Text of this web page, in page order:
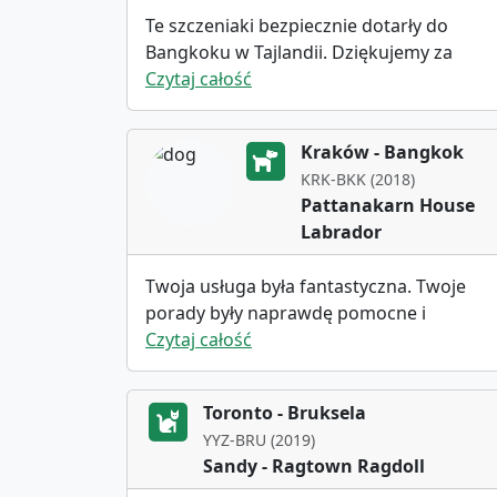
DZIĘKUJĘ Marcin!!!!
Te szczeniaki bezpiecznie dotarły do ​​
Bangkoku w Tajlandii. Dziękujemy za
dobrą opiekę nad nimi.
Czytaj całość
Kraków - Bangkok
KRK-BKK (2018)
Pattanakarn House
Labrador
Twoja usługa była fantastyczna. Twoje
porady były naprawdę pomocne i
pomogły mi dowiedzieć się więcej o tym
procesie. Sposób, w jaki zaopiekowałeś
psem, był również naprawdę miły.
Wszystko dotarło bezpiecznie, a obsługa
klienta była naprawdę dobra.
Zdecydowanie poleciłbym Cię komuś, kto
Czytaj całość
Toronto - Bruksela
YYZ-BRU (2019)
Sandy - Ragtown Ragdoll